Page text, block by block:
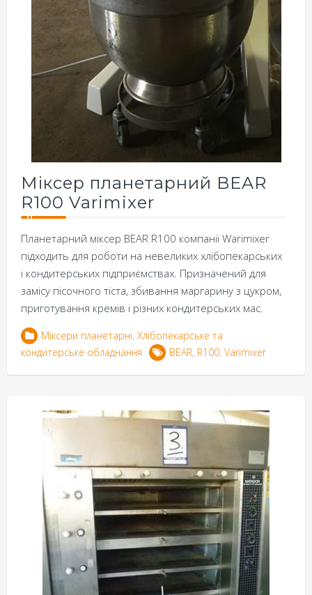
Міксер планетарний BEAR
R100 Varimixer
Планетарний міксер BEAR R100 компанії Warimixer
підходить для роботи на невеликих хлібопекарських
і кондитерських підприємствах. Призначений для
замісу пісочного тіста, збивання маргарину з цукром,
приготування кремів і різних кондитерських мас.
Міксери планетарні, Хлібопекарське та
кондитерське обладнання
BEAR, R100, Varimixer